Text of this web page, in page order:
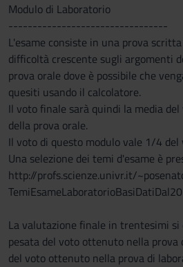
Modulo di Laboratorio
---------------------------------
L'esame consiste in una prova
difficoltà crescente sugli argomenti
prova orale dove è possibile che
quesiti usando il calcolatore.
Il voto finale sarà quindi la media
della prova orale.
Il voto di questo modulo vale 1/4 del
Una selezione dei temi d'esame è
http://profs.scienze.univr.it/
La valutazione finale in trentesimi
pesata del voto ottenuto nella prova
del voto ottenuto nella prova di